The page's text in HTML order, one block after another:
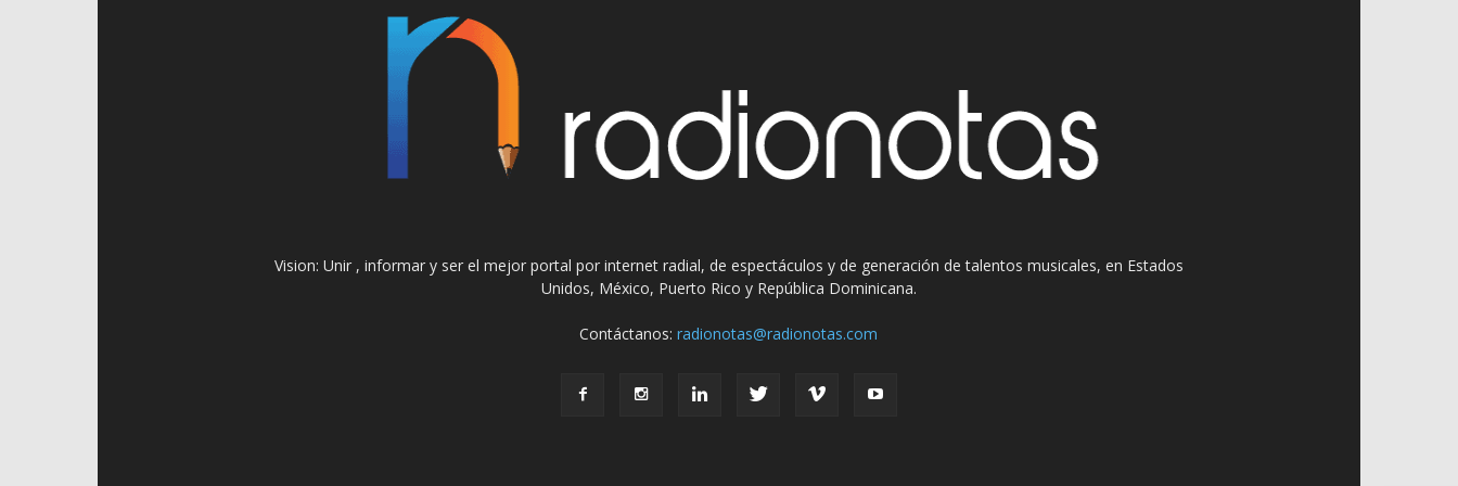
Vision: Unir , informar y ser el mejor portal por internet radial, de espectáculos y de generación de talentos musicales, en Estados
Unidos, México, Puerto Rico y República Dominicana.
Contáctanos:radionotas@radionotas.com